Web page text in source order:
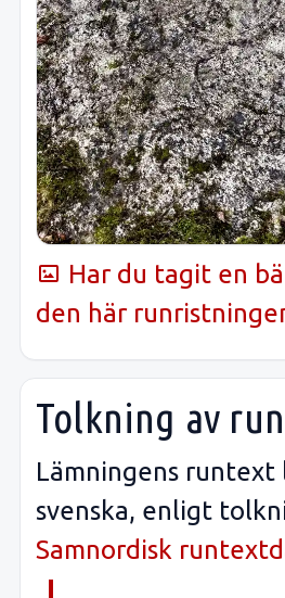
Har du tagit en
den här
Tolkning av
Lämningens runtext
svenska, enligt
Samnordisk